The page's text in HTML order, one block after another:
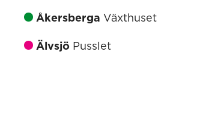
Åkersberga Växthuset
Älvsjö Pusslet